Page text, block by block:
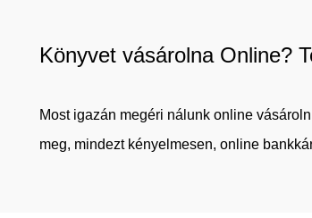
Könyvet vásárolna Online?
Most igazán megéri nálunk online
meg, mindezt kényelmesen, online